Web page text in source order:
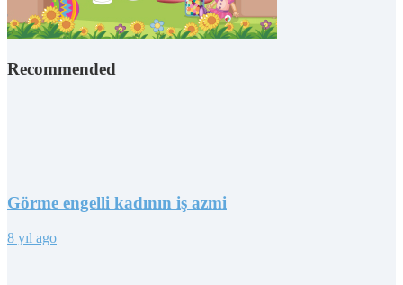
Recommended
Görme engelli kadının iş azmi
8 yıl ago